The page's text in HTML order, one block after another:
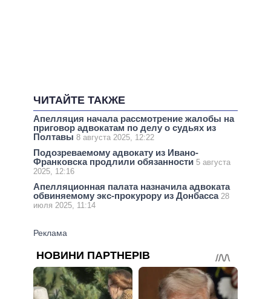
ЧИТАЙТЕ ТАКЖЕ
Апелляция начала рассмотрение жалобы на
приговор адвокатам по делу о судьях из
Полтавы 8 августа 2025, 12:22
Подозреваемому адвокату из Ивано-
Франковска продлили обязанности 5 августа
2025, 12:16
Апелляционная палата назначила адвоката
обвиняемому экс-прокурору из Донбасса 28
июля 2025, 11:14